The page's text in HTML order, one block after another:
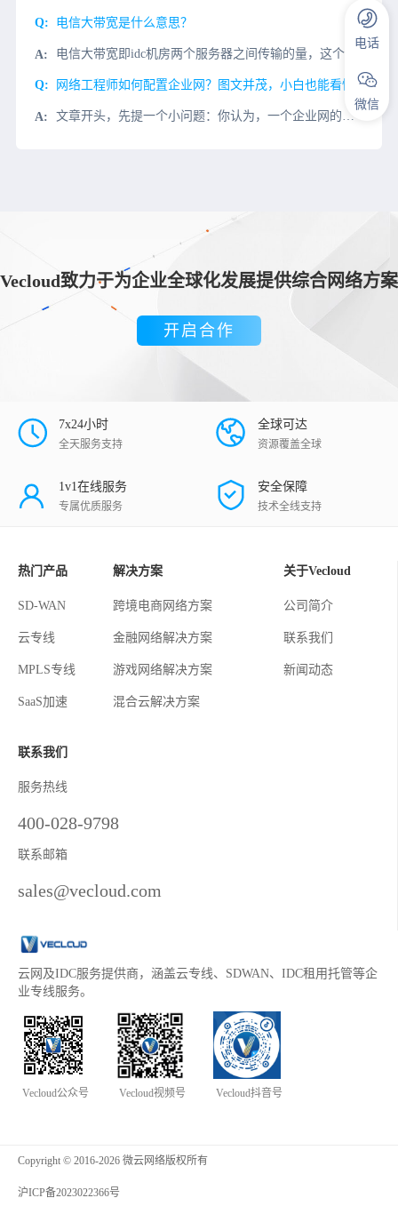
电信大带宽是什么意思？
电信大带宽即idc机房两个服务器之间传输的量，这个量一般为1000M/S的服务器带宽，不过现在100M/S的服务器带宽也可以叫做电信大带宽。什么样的业务会使用电信大带宽？使用电信大带宽的业务一般有视频
网络工程师如何配置企业网？图文并茂，小白也能看懂
文章开头，先提一个小问题：你认为，一个企业网的基本配置有哪些？有小白会疑惑，企业网络和家庭网络有啥区别？又或者是：家里的网络不就是一个网线+路由器吗，企业能多复杂？这就是对咱网工的世界一无所知的最佳案
Vecloud致力于为企业全球化发展提供综合网络方案
开启合作
7x24小时
全天服务支持
全球可达
资源覆盖全球
1v1在线服务
专属优质服务
安全保障
技术全线支持
热门产品
SD-WAN
云专线
MPLS专线
SaaS加速
解决方案
跨境电商网络方案
金融网络解决方案
游戏网络解决方案
混合云解决方案
关于Vecloud
公司简介
联系我们
新闻动态
联系我们
服务热线
400-028-9798
联系邮箱
sales@vecloud.com
云网及IDC服务提供商，涵盖云专线、SDWAN、IDC租用托管等企
业专线服务。
Vecloud公众号 Vecloud视频号 Vecloud抖音号
Copyright © 2016-2026 微云网络版权所有
沪ICP备2023022366号
电话
微信